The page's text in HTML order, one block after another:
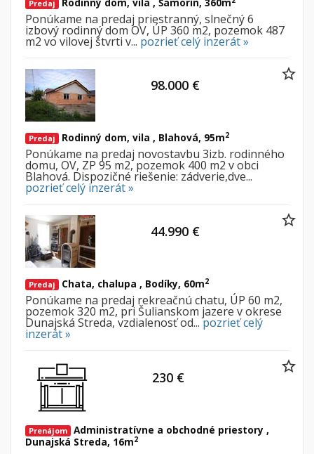
Predaj
Ponúkame na predaj priestranný, slnečný 6
izbový rodinný dom OV, ÚP 360 m2, pozemok 487
m2 vo vilovej štvrti v... pozrieť celý inzerát »
Predaj Rodinný dom, vila , Blahová, 95m2
Ponúkame na predaj novostavbu 3izb. rodinného
domu, OV, ZP 95 m2, pozemok 400 m2 v obci
Blahová. Dispozičné riešenie: zádverie,dve...
pozrieť celý inzerát »
98.000 €
Predaj Chata, chalupa , Bodíky, 60m2
Ponúkame na predaj rekreačnú chatu, ÚP 60 m2,
pozemok 320 m2, pri Šulianskom jazere v okrese
Dunajská Streda, vzdialenosť od...pozrieť celý
inzerát »
44.990 €
Prenájom Administratívne a obchodné priestory ,
Dunajská Streda, 16m2
230 €